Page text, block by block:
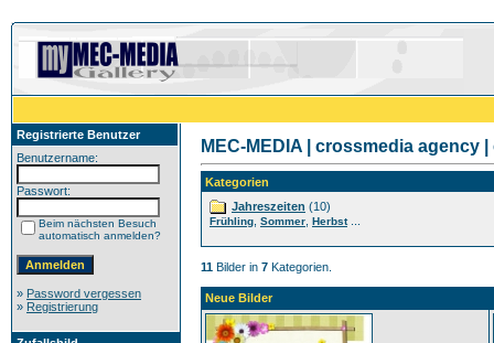
Registrierte Benutzer
Benutzername:
Passwort:
Beim nächsten Besuch
automatisch anmelden?
» Password vergessen
» Registrierung
MEC-MEDIA | crossmedia
Kategorien
Jahreszeiten (10)
Frühling Sommer Herbst...
11 Bilder in 7 Kategorien.
Neue Bilder